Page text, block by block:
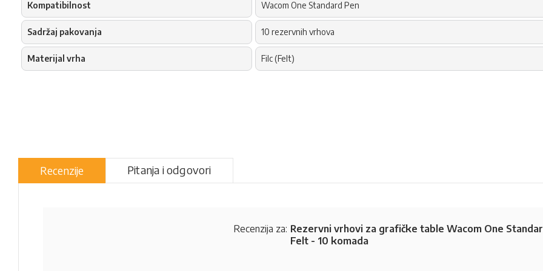
Kompatibilnost Wacom One Standard Pen
Sadržaj pakovanja 10 rezervnih vrhova
Materijal vrha Filc (Felt)
Recenzije Pitanja i odgovori
Recenzija za: Rezervni vrhovi za grafičke table Wacom One
Felt - 10 komada